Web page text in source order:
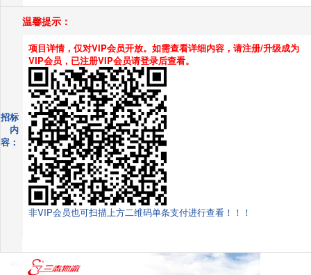
招标
内
容：
温馨提示：
项目详情，仅对VIP会员开放。如需查看详细内容，请注册/升级成为
VIP会员，已注册VIP会员请登录后查看。
非VIP会员也可扫描上方二维码单条支付进行查看！！！